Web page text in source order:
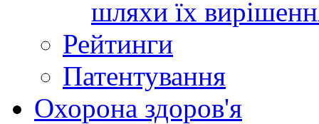
шляхи їх
Рейтинги
Патентування
Охорона здоров'я